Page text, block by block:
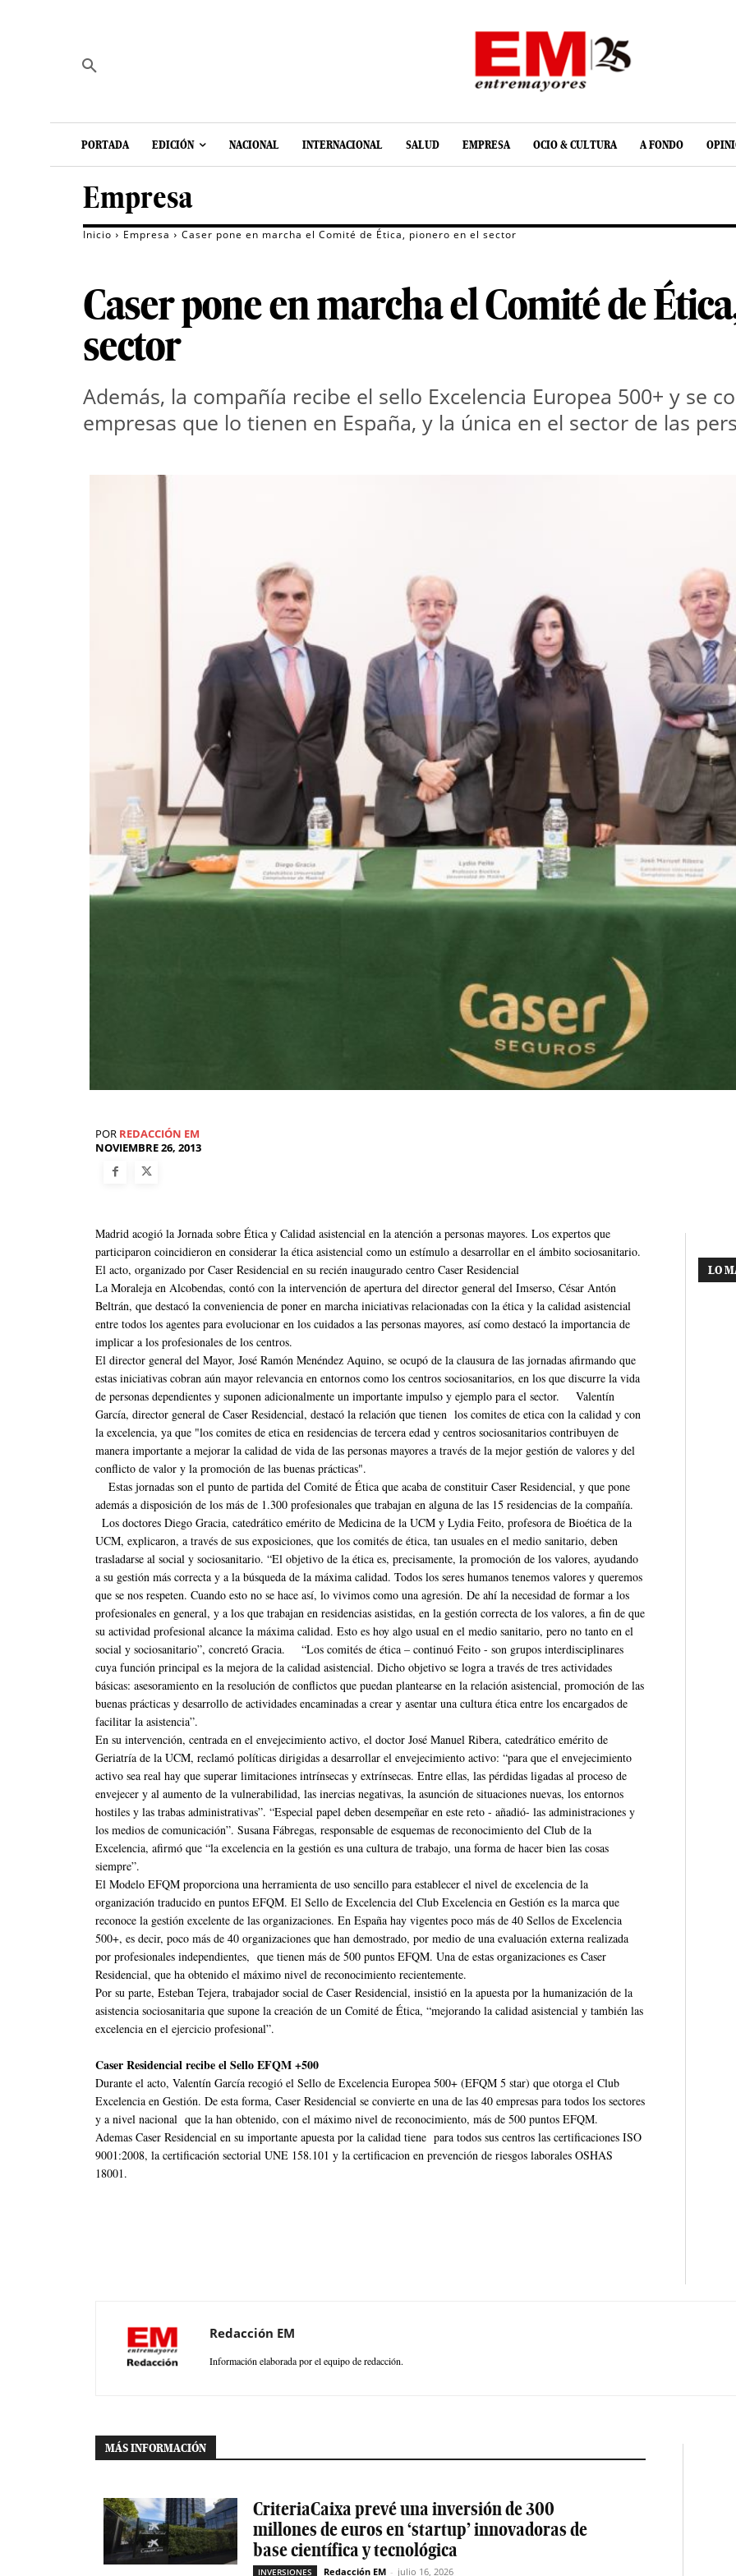
PORTADA EDICIÓN NACIONAL INTERNACIONAL SALUD EMPRESA OCIO & CULTURA A FONDO
Empresa
Inicio Empresa Caser pone en marcha el Comité de Ética, pionero en el sector
Caser pone en marcha el Comité de
sector
Además, la compañía recibe el sello Excelencia Europea 500+ y se
empresas que lo tienen en España, y la única en el sector de las
POR REDACCIÓN EM
NOVIEMBRE 26, 2013
Madrid acogió la Jornada sobre Ética y Calidad asistencial en la atención a personas mayores. Los expertos que
participaron coincidieron en considerar la ética asistencial como un estímulo a desarrollar en el ámbito sociosanitario.
El acto, organizado por Caser Residencial en su recién inaugurado centro Caser Residencial
La Moraleja en Alcobendas, contó con la intervención de apertura del director general del Imserso, César Antón
Beltrán, que destacó la conveniencia de poner en marcha iniciativas relacionadas con la ética y la calidad asistencial
entre todos los agentes para evolucionar en los cuidados a las personas mayores, así como destacó la importancia de
implicar a los profesionales de los centros.
El director general del Mayor, José Ramón Menéndez Aquino, se ocupó de la clausura de las jornadas afirmando que
estas iniciativas cobran aún mayor relevancia en entornos como los centros sociosanitarios, en los que discurre la vida
de personas dependientes y suponen adicionalmente un importante impulso y ejemplo para el sector. Valentín
García, director general de Caser Residencial, destacó la relación que tienen los comites de etica con la calidad y con
la excelencia, ya que "los comites de etica en residencias de tercera edad y centros sociosanitarios contribuyen de
manera importante a mejorar la calidad de vida de las personas mayores a través de la mejor gestión de valores y del
conflicto de valor y la promoción de las buenas prácticas".
Estas jornadas son el punto de partida del Comité de Ética que acaba de constituir Caser Residencial, y que pone
además a disposición de los más de 1.300 profesionales que trabajan en alguna de las 15 residencias de la compañía.
Los doctores Diego Gracia, catedrático emérito de Medicina de la UCM y Lydia Feito, profesora de Bioética de la
UCM, explicaron, a través de sus exposiciones, que los comités de ética, tan usuales en el medio sanitario, deben
trasladarse al social y sociosanitario. “El objetivo de la ética es, precisamente, la promoción de los valores, ayudando
a su gestión más correcta y a la búsqueda de la máxima calidad. Todos los seres humanos tenemos valores y queremos
que se nos respeten. Cuando esto no se hace así, lo vivimos como una agresión. De ahí la necesidad de formar a los
profesionales en general, y a los que trabajan en residencias asistidas, en la gestión correcta de los valores, a fin de que
su actividad profesional alcance la máxima calidad. Esto es hoy algo usual en el medio sanitario, pero no tanto en el
social y sociosanitario”, concretó Gracia. “Los comités de ética – continuó Feito - son grupos interdisciplinares
cuya función principal es la mejora de la calidad asistencial. Dicho objetivo se logra a través de tres actividades
básicas: asesoramiento en la resolución de conflictos que puedan plantearse en la relación asistencial, promoción de las
buenas prácticas y desarrollo de actividades encaminadas a crear y asentar una cultura ética entre los encargados de
facilitar la asistencia”.
En su intervención, centrada en el envejecimiento activo, el doctor José Manuel Ribera, catedrático emérito de
Geriatría de la UCM, reclamó políticas dirigidas a desarrollar el envejecimiento activo: “para que el envejecimiento
activo sea real hay que superar limitaciones intrínsecas y extrínsecas. Entre ellas, las pérdidas ligadas al proceso de
envejecer y al aumento de la vulnerabilidad, las inercias negativas, la asunción de situaciones nuevas, los entornos
hostiles y las trabas administrativas”. “Especial papel deben desempeñar en este reto - añadió- las administraciones y
los medios de comunicación”. Susana Fábregas, responsable de esquemas de reconocimiento del Club de la
Excelencia, afirmó que “la excelencia en la gestión es una cultura de trabajo, una forma de hacer bien las cosas
siempre”.
El Modelo EFQM proporciona una herramienta de uso sencillo para establecer el nivel de excelencia de la
organización traducido en puntos EFQM. El Sello de Excelencia del Club Excelencia en Gestión es la marca que
reconoce la gestión excelente de las organizaciones. En España hay vigentes poco más de 40 Sellos de Excelencia
500+, es decir, poco más de 40 organizaciones que han demostrado, por medio de una evaluación externa realizada
por profesionales independientes, que tienen más de 500 puntos EFQM. Una de estas organizaciones es Caser
Residencial, que ha obtenido el máximo nivel de reconocimiento recientemente.
Por su parte, Esteban Tejera, trabajador social de Caser Residencial, insistió en la apuesta por la humanización de la
asistencia sociosanitaria que supone la creación de un Comité de Ética, “mejorando la calidad asistencial y también las
excelencia en el ejercicio profesional”.
Caser Residencial recibe el Sello EFQM +500
Durante el acto, Valentín García recogió el Sello de Excelencia Europea 500+ (EFQM 5 star) que otorga el Club
Excelencia en Gestión. De esta forma, Caser Residencial se convierte en una de las 40 empresas para todos los sectores
y a nivel nacional que la han obtenido, con el máximo nivel de reconocimiento, más de 500 puntos EFQM.
Ademas Caser Residencial en su importante apuesta por la calidad tiene para todos sus centros las certificaciones ISO
9001:2008, la certificación sectorial UNE 158.101 y la certificacion en prevención de riesgos laborales OSHAS
18001.
LO
Redacción EM
Información elaborada por el equipo de redacción.
MÁS INFORMACIÓN
CriteriaCaixa prevé una inversión de 300
millones de euros en ‘startup’ innovadoras de
base científica y tecnológica
INVERSIONES Redacción EM - julio 16, 2026